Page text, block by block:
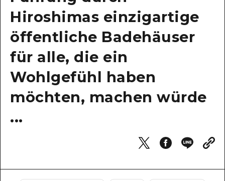
Ein freiwilliger Führer
Videos von Hiroshima
FAQs
Foto-Download
Transportinformationen bei
Hiroshimas einzigartige
öffentliche Badehäuser
für alle, die ein
Wohlgefühl haben
möchten, machen würde
...